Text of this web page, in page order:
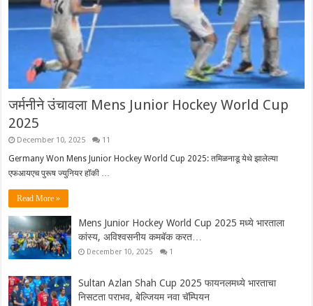
जर्मनीने उंचावला Mens Junior Hockey World Cup
2025
December 10, 2025 11
Germany Won Mens Junior Hockey World Cup 2025: तमिळनाडू येथे झालेल्या
एफआयएच पुरूष ज्युनियर हॉकी …
Read More »
Mens Junior Hockey World Cup 2025 मध्ये भारताला
कांस्य, अविश्वसनीय कमबॅक करत…
December 10, 2025 1
Sultan Azlan Shah Cup 2025 फायनलमध्ये भारताचा
निसटता पराभव, बेल्जियम नवा चॅम्पियन